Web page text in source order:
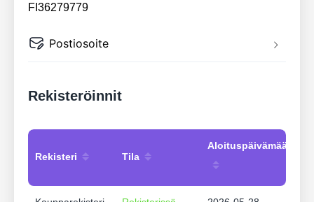
FI36279779
Postiosoite
Rekisteröinnit
Rekisteri Tila
Aloituspäivämäärä